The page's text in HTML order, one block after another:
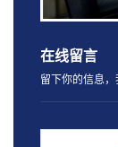
在线留言
留下你的信息，